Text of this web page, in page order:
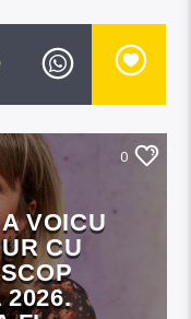
0
VOICU
CU
2026.